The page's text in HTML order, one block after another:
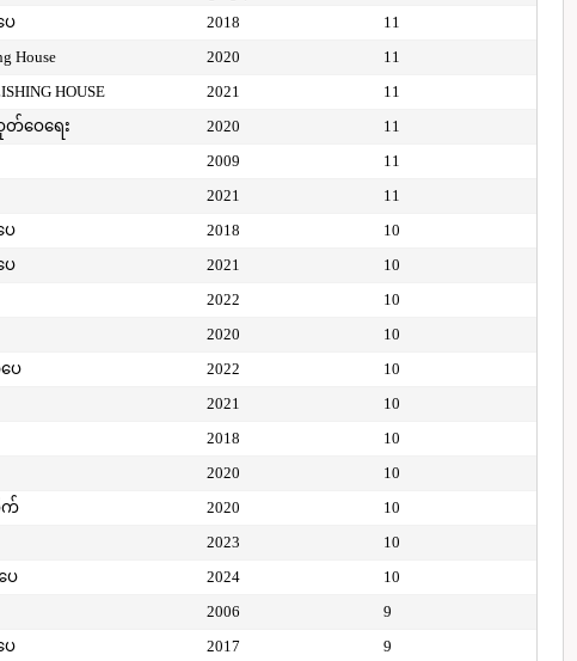
ေ 2018
11
House 2020
11
HOUSE 2021
11
တ်ဝေရေး 2020
11
2009
11
2021
11
ေ 2018
10
ေ 2021
10
2022
10
2020
10
ေ 2022
10
2021
10
2018
10
2020
10
က် 2020
10
2023
10
ေ 2024
10
2006
9
ေ 2017 9